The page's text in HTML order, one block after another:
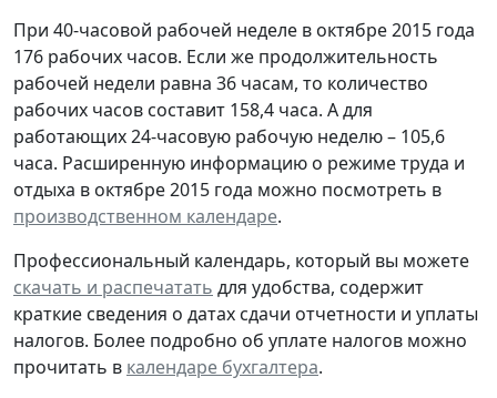
При 40-часовой рабочей неделе в октябре 2015 года
176 рабочих часов. Если же продолжительность
рабочей недели равна 36 часам, то количество
рабочих часов составит 158,4 часа. А для
работающих 24-часовую рабочую неделю – 105,6
часа. Расширенную информацию о режиме труда и
отдыха в октябре 2015 года можно посмотреть в
производственном календаре.
Профессиональный календарь, который вы можете
скачать и распечатать для удобства, содержит
краткие сведения о датах сдачи отчетности и уплаты
налогов. Более подробно об уплате налогов можно
прочитать в календаре бухгалтера.